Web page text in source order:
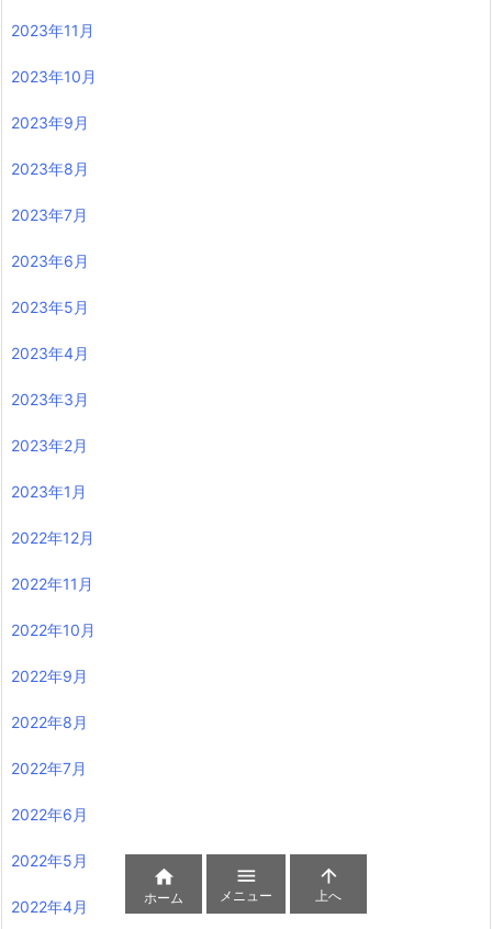
2023年11月
2023年10月
2023年9月
2023年8月
2023年7月
2023年6月
2023年5月
2023年4月
2023年3月
2023年2月
2023年1月
2022年12月
2022年11月
2022年10月
2022年9月
2022年8月
2022年7月
2022年6月
2022年5月
2022年4月

ホーム

メニュー

上へ